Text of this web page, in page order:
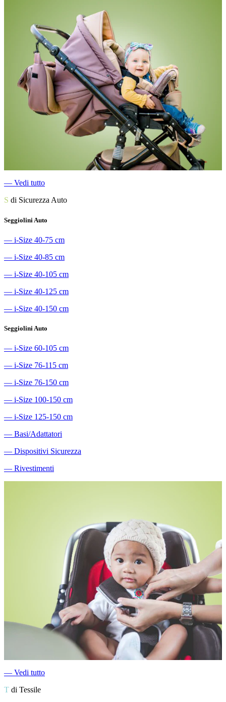
― Vedi tutto
S di Sicurezza Auto
Seggiolini Auto
― i-Size 40-75 cm
― i-Size 40-85 cm
― i-Size 40-105 cm
― i-Size 40-125 cm
― i-Size 40-150 cm
Seggiolini Auto
― i-Size 60-105 cm
― i-Size 76-115 cm
― i-Size 76-150 cm
― i-Size 100-150 cm
― i-Size 125-150 cm
― Basi/Adattatori
― Dispositivi Sicurezza
― Rivestimenti
― Vedi tutto
T di Tessile